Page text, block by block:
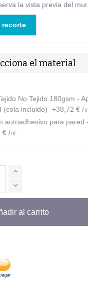
la vista previa del
recorte
el material
No Tejido 180gsm -
(cola incluido)
+38,72 € /
autoadhesivo para pared
€ /㎡
al carrito